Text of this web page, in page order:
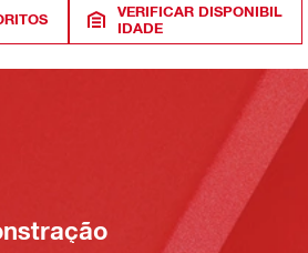
VERIFICAR DISPONIBIL
IDADE